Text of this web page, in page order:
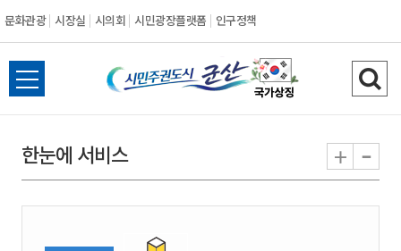
문화관광 시장실 시의회 시민광장플랫폼 인구정책
시
민
권
전
체
뉴
열
검
색
기
한눈에 서비스 + -